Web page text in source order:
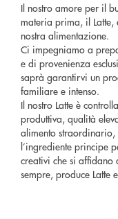
Il nostro amore per il
materia prima, il Latte,
nostra alimentazione.
Ci impegniamo a
e di provenienza
saprà garantirvi un
familiare e intenso.
Il nostro Latte è
produttiva, qualità
alimento
l’ingrediente principe
creativi che si
sempre, produce Latte